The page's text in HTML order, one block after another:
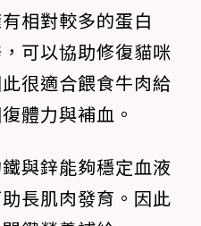
相對較多的蛋白
可以協助修復貓咪
很適合餵食牛肉給
體力與補血。
與鋅能夠穩定血液
長肌肉發育。因此